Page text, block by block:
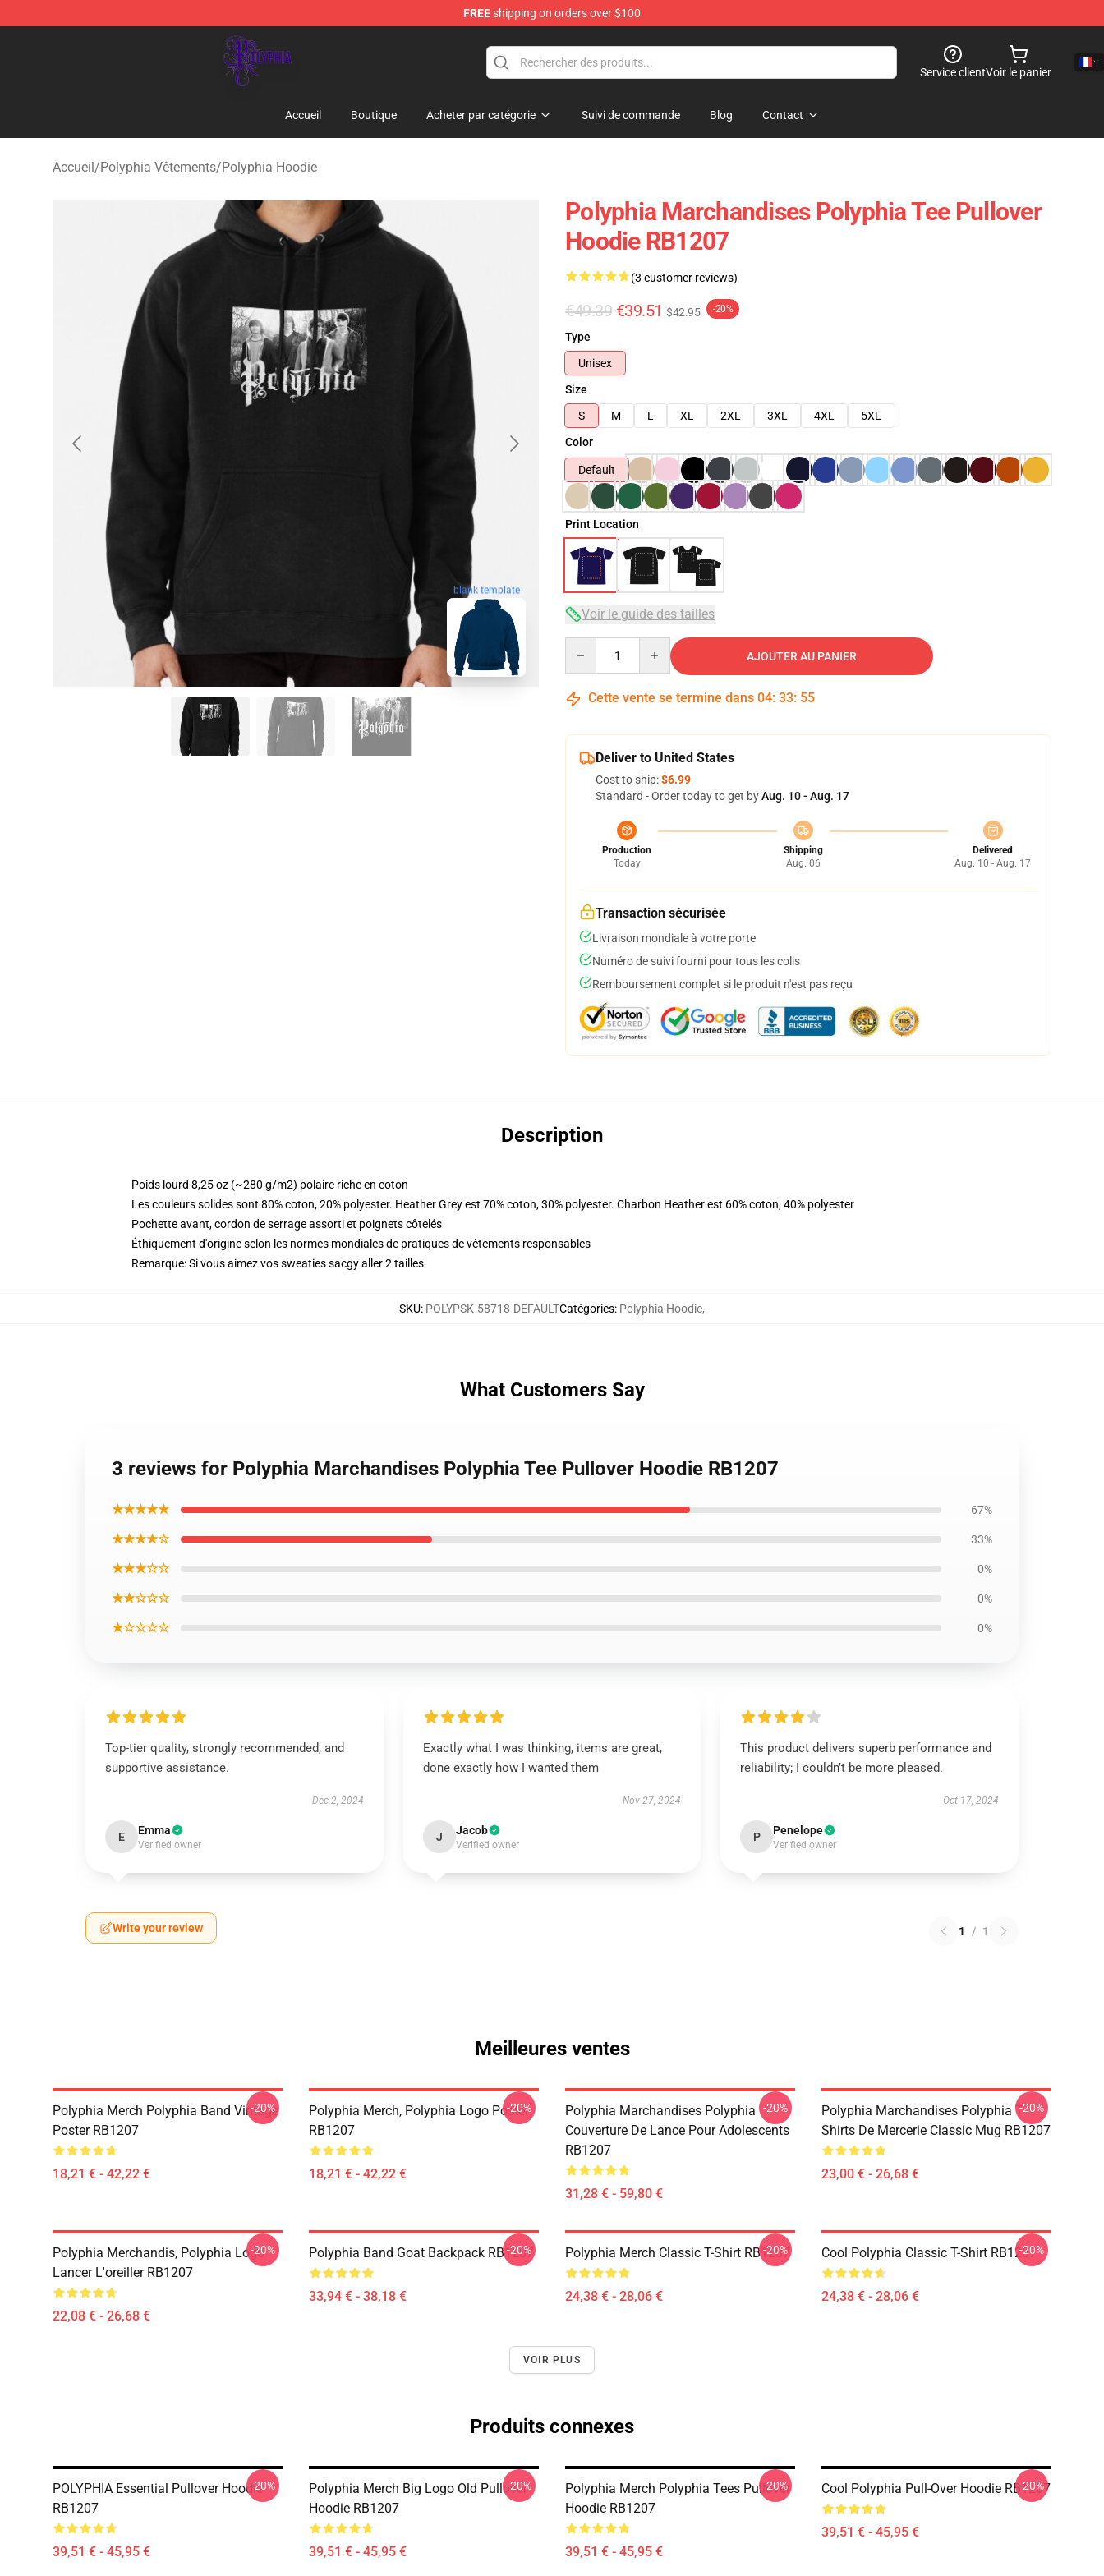
FREEshipping on orders over $100
Polyphia Shop - Official Polyphia Merchandise Store
Service clientVoir le panier
Accueil Boutique Acheter par catégorie Suivi de commande Blog Contact
Accueil/Polyphia Vêtements/Polyphia Hoodie
blank template
Polyphia Marchandises Polyphia Tee Pullover
Hoodie RB1207
(3 customer reviews)
€49.39 €39.51 $42.95 -20%
Type
Unisex
Size
S
M L XL 2XL 3XL 4XL
5XL
Color
Default
Print Location
Voir le guide des tailles
AJOUTER AU PANIER
Cette vente se termine dans 04: 33: 54
Deliver to United States
Cost to ship:$6.99
Standard - Order today to get byAug. 10 - Aug. 17
Production
Today
Shipping
Aug. 06
Delivered
Aug. 10 - Aug. 17
Transaction sécurisée
Livraison mondiale à votre porte
Numéro de suivi fourni pour tous les colis
Remboursement complet si le produit n'est pas reçu
Description
Poids lourd 8,25 oz (~280 g/m2) polaire riche en coton
Les couleurs solides sont 80% coton, 20% polyester. Heather Grey est 70% coton, 30% polyester. Charbon Heather est 60% coton, 40% polyester
Pochette avant, cordon de serrage assorti et poignets côtelés
Éthiquement d'origine selon les normes mondiales de pratiques de vêtements responsables
Remarque: Si vous aimez vos sweaties sacgy aller 2 tailles
SKU: POLYPSK-58718-DEFAULTCatégories: Polyphia Hoodie,
What Customers Say
3 reviews for Polyphia Marchandises Polyphia Tee Pullover Hoodie RB1207
★★★★★ 67%
★★★★☆ 33%
★★★☆☆ 0%
★★☆☆☆ 0%
★☆☆☆☆ 0%
Top-tier quality, strongly recommended, and
supportive assistance.
Dec 2, 2024
E Emma
Verified owner
Exactly what I was thinking, items are great,
done exactly how I wanted them
Nov 27, 2024
J Jacob
Verified owner
This product delivers superb performance and
reliability; I couldn’t be more pleased.
Oct 17, 2024
P Penelope
Verified owner
Write your review 1 / 1
Meilleures ventes
Polyphia Merch Polyphia Band Vintage
Poster RB1207
18,21 € - 42,22 €
-20%
Polyphia Merch, Polyphia Logo Poster
RB1207
18,21 € - 42,22 €
-20%
Polyphia Marchandises Polyphia
Couverture De Lance Pour Adolescents
RB1207
31,28 € - 59,80 €
-20%
Polyphia Marchandises Polyphia T-
Shirts De Mercerie Classic Mug RB1207
23,00 € - 26,68 €
-20%
Polyphia Merchandis, Polyphia Logo
Lancer L'oreiller RB1207
22,08 € - 26,68 €
-20% Polyphia Band Goat Backpack RB1207
33,94 € - 38,18 €
-20% Polyphia Merch Classic T-Shirt RB1207
24,38 € - 28,06 €
-20% Cool Polyphia Classic T-Shirt RB1207
24,38 € - 28,06 €
-20%
VOIR PLUS
Produits connexes
POLYPHIA Essential Pullover Hoodie
RB1207
39,51 € - 45,95 €
-20%
Polyphia Merch Big Logo Old Pullover
Hoodie RB1207
39,51 € - 45,95 €
-20%
Polyphia Merch Polyphia Tees Pullover
Hoodie RB1207
39,51 € - 45,95 €
-20% Cool Polyphia Pull-Over Hoodie RB1207
39,51 € - 45,95 €
-20%